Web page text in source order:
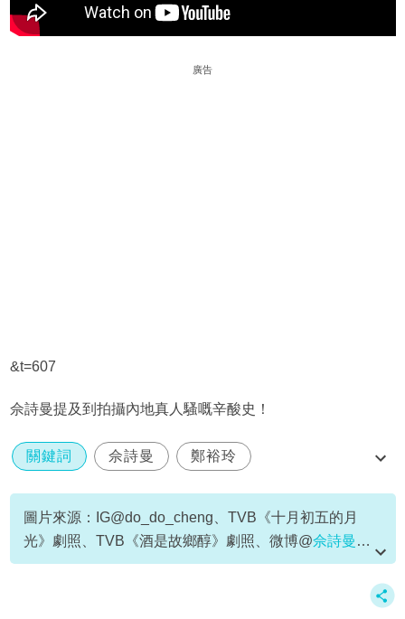
廣告
&t=607
佘詩曼提及到拍攝內地真人騷嘅辛酸史！
關鍵詞 佘詩曼 鄭裕玲
口水多過浪花
tvb
圖片來源：IG@do_do_cheng、TVB《十月初五的月
光》劇照、TVB《酒是故鄉醇》劇照、微博@佘詩曼 、
《看我的生活》截圖